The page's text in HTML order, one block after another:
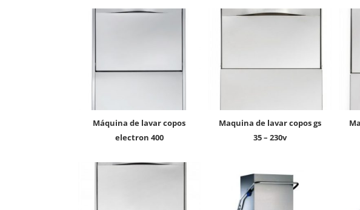
máquina de lavar copos
electron 400
maquina de lavar copos gs
35 – 230v
maquina de lavar copos gs